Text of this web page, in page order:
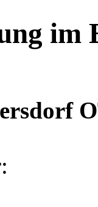
im